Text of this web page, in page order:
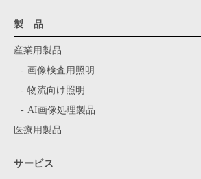
製 品
産業用製品
画像検査用照明
物流向け照明
AI画像処理製品
医療用製品
サービス